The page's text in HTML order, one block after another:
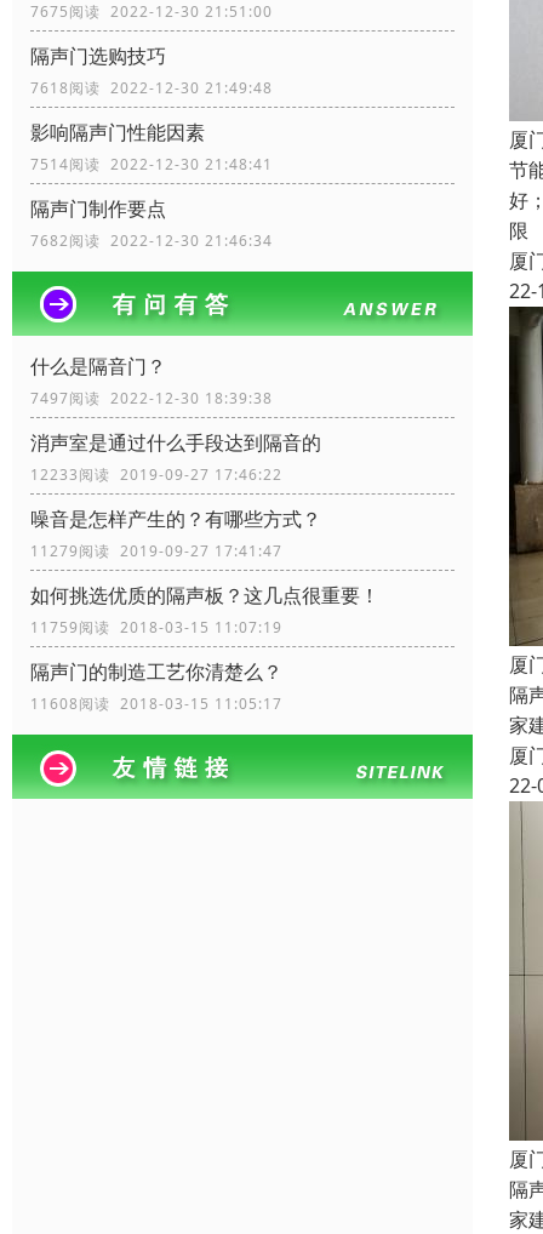
7675阅读 2022-12-30 21:51:00
隔声门选购技巧
7618阅读 2022-12-30 21:49:48
影响隔声门性能因素
7514阅读 2022-12-30 21:48:41
隔声门制作要点
7682阅读 2022-12-30 21:46:34
什么是隔音门？
7497阅读 2022-12-30 18:39:38
消声室是通过什么手段达到隔音的
12233阅读 2019-09-27 17:46:22
噪音是怎样产生的？有哪些方式？
11279阅读 2019-09-27 17:41:47
如何挑选优质的隔声板？这几点很重要！
11759阅读 2018-03-15 11:07:19
隔声门的制造工艺你清楚么？
11608阅读 2018-03-15 11:05:17
厦
节
好
限
厦
22-
厦
隔
家
厦
22-
厦
隔
家